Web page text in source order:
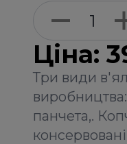
Ціна:
Три види
панчета,.